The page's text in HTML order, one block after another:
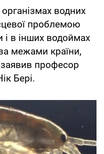
водних
проблемою
в інших водоймах
межами країни,
професор
Бері.